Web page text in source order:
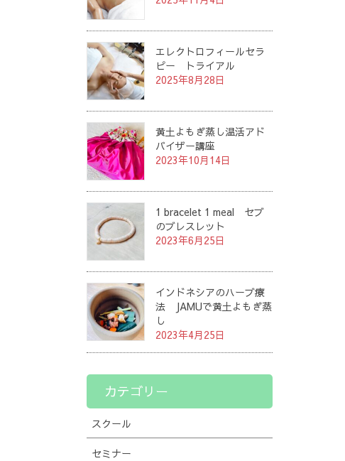
エレクトロフィールセラ
ピー トライアル
2025年8月28日
黄土よもぎ蒸し温活アド
バイザー講座
2023年10月14日
1 bracelet 1 meal セブ
のブレスレット
2023年6月25日
インドネシアのハーブ療
法 JAMUで黄土よもぎ蒸
し
2023年4月25日
カテゴリー
スクール
セミナー